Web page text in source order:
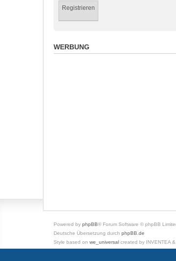
Registrieren
WERBUNG
Powered by phpBB® Forum Software © phpBB
Deutsche Übersetzung durch phpBB.de
Style based on we_universal created by INVENTEA